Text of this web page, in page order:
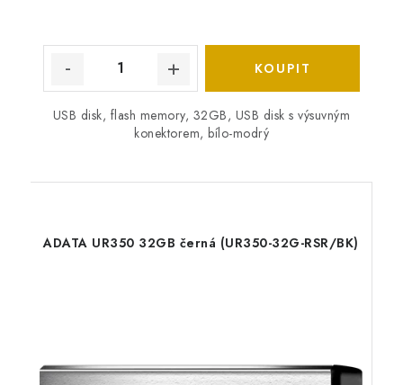
USB disk, flash memory, 32GB, USB disk s výsuvným
konektorem, bílo-modrý
ADATA UR350 32GB černá (UR350-32G-RSR/BK)